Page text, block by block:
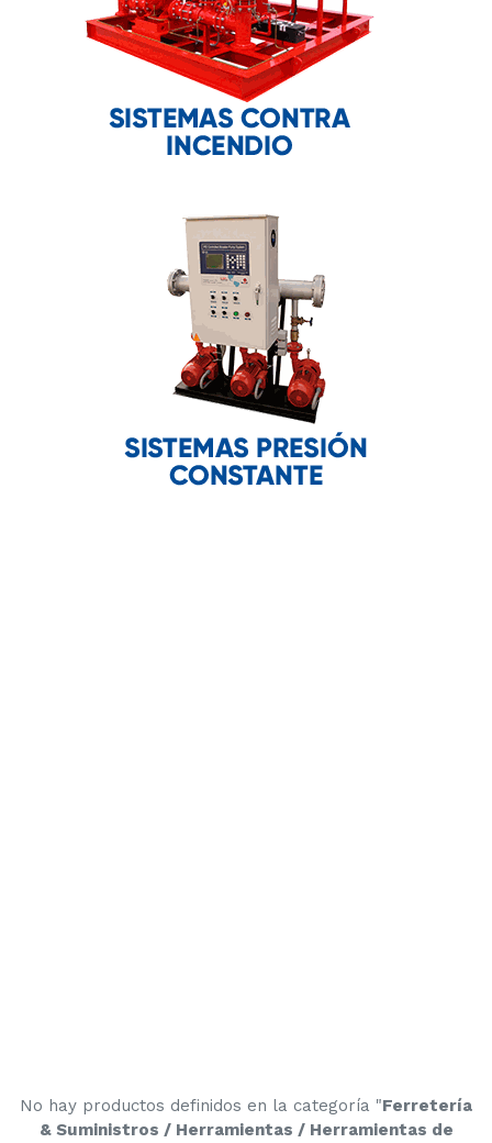
No hay productos definidos en la categoría "Ferretería
& Suministros / Herramientas / Herramientas de